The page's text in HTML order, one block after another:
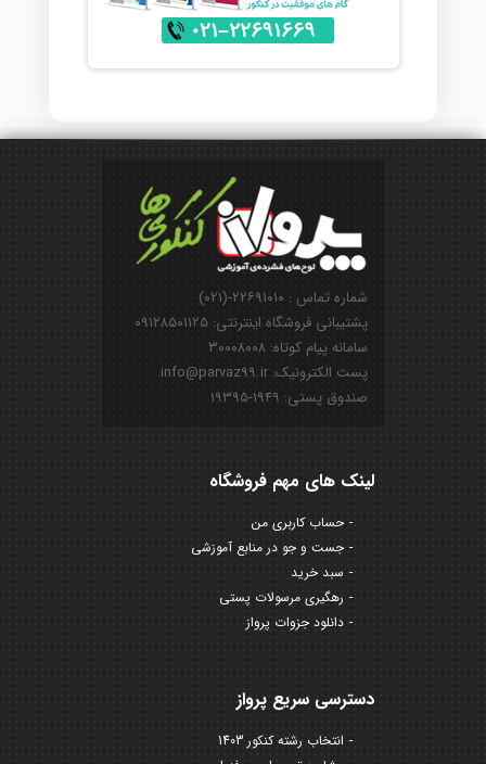
شماره تماس : ۲۲۶۹۱۰۱۰-(۰۲۱)
پشتیبانی فروشگاه اینترنتی: ۰۹۱۲۸۵۰۱۱۲۵
سامانه پیام کوتاه: ۳۰۰۰۸۰۰۸
پست الکترونیک: info@parvaz99.ir
صندوق پستی: ۱۹۴۹-۱۹۳۹۵
لینک های مهم فروشگاه
حساب کاربری من
جست و جو در منابع آموزشی
سبد خرید
رهگیری مرسولات پستی
دانلود جزوات پرواز
دسترسی سریع پرواز
انتخاب رشته کنکور 1403